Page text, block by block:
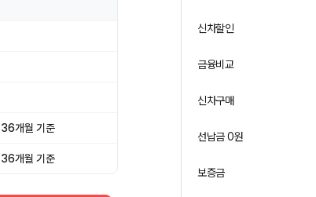
개월 기준
개월 기준
신차할인
금융비교
신차구매
선납금 0원
보증금